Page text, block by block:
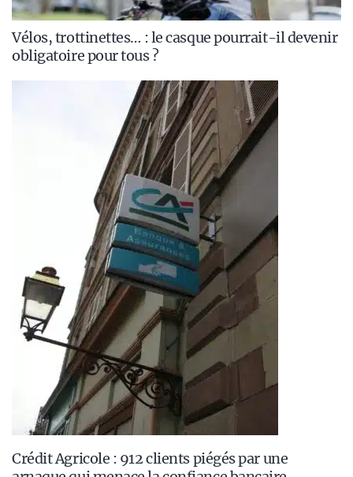
Vélos, trottinettes… : le casque pourrait-il devenir
obligatoire pour tous ?
Crédit Agricole : 912 clients piégés par une